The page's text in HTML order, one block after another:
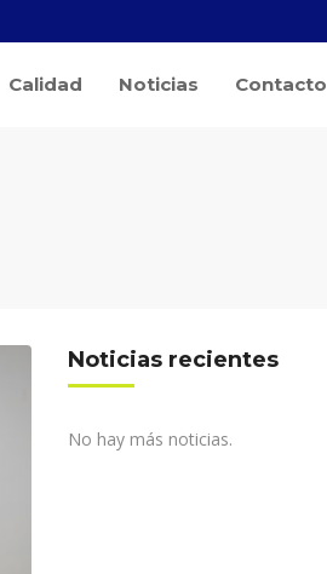
Calidad Noticias Contacto
Noticias recientes
No hay más noticias.